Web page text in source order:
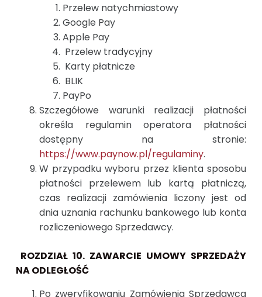
Przelew natychmiastowy
Google Pay
Apple Pay
Przelew tradycyjny
Karty płatnicze
BLIK
PayPo
Szczegółowe warunki realizacji płatności
określa regulamin operatora płatności
dostępny na stronie:
https://www.paynow.pl/regulaminy.
W przypadku wyboru przez klienta sposobu
płatności przelewem lub kartą płatniczą,
czas realizacji zamówienia liczony jest od
dnia uznania rachunku bankowego lub konta
rozliczeniowego Sprzedawcy.
ROZDZIAŁ 10. ZAWARCIE UMOWY SPRZEDAŻY
NA ODLEGŁOŚĆ
Po zweryfikowaniu Zamówienia Sprzedawca